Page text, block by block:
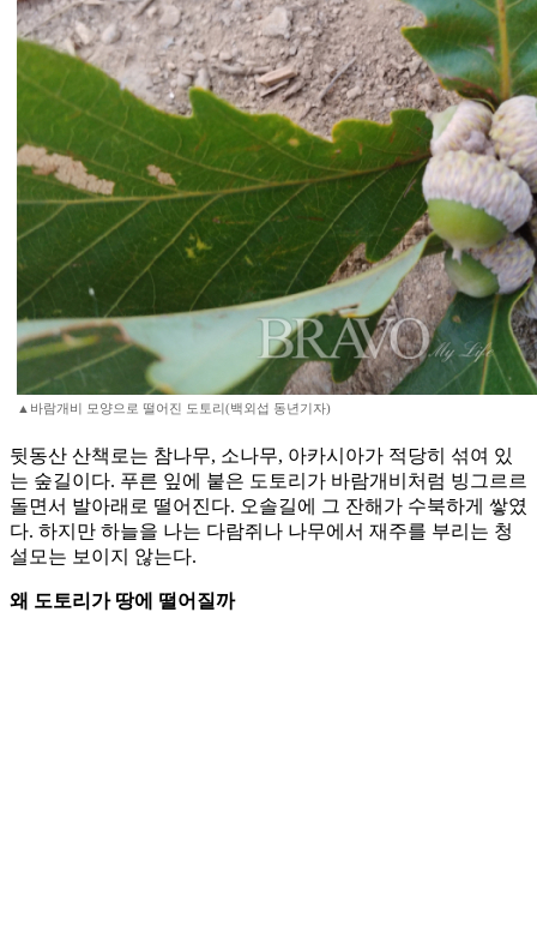
▲바람개비 모양으로 떨어진 도토리(백외섭 동년기자)
뒷동산 산책로는 참나무, 소나무, 아카시아가 적당히 섞여 있
는 숲길이다. 푸른 잎에 붙은 도토리가 바람개비처럼 빙그르르
돌면서 발아래로 떨어진다. 오솔길에 그 잔해가 수북하게 쌓였
다. 하지만 하늘을 나는 다람쥐나 나무에서 재주를 부리는 청
설모는 보이지 않는다.
왜 도토리가 땅에 떨어질까